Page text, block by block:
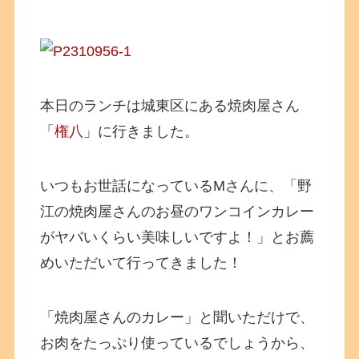
本日のランチは城東区にある焼肉屋さん
「権八 」に行きました。
いつもお世話になっているMさんに、「野
江の焼肉屋さんのお昼のワンコインカレー
がヤバいくらい美味しいですよ！」とお薦
めいただいて行ってきました！
「焼肉屋さんのカレー」と聞いただけで、
お肉をたっぷり使っているでしょうから、